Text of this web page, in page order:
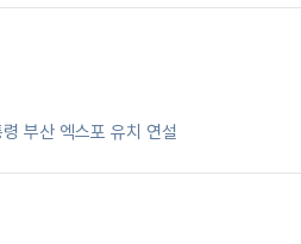
부산 엑스포 유치 연설